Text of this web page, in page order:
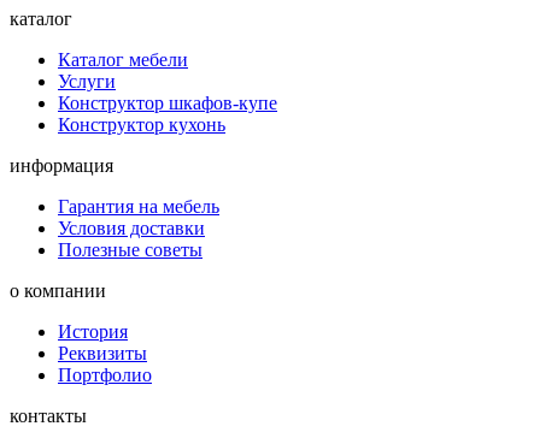
каталог
Каталог мебели
Услуги
Конструктор шкафов-купе
Конструктор кухонь
информация
Гарантия на мебель
Условия доставки
Полезные советы
о компании
История
Реквизиты
Портфолио
контакты